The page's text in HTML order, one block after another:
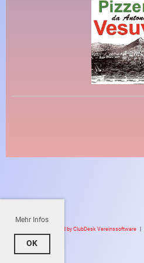
Mehr Infos
OK
Powered by ClubDesk Vereinssoftware |